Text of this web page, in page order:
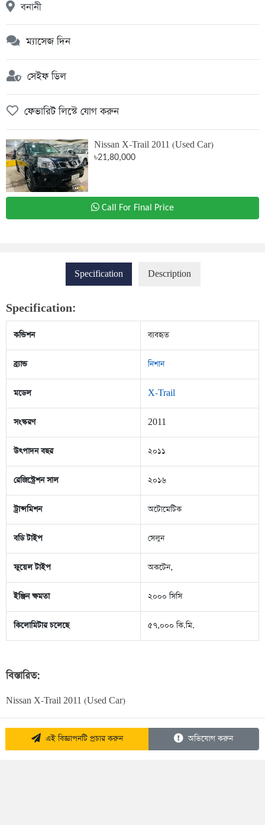
বনানী
ম্যাসেজ দিন
সেইফ ডিল
ফেভারিট লিস্টে যোগ করুন
Nissan X-Trail 2011 (Used Car)
৳21,80,000
Call For Final Price
Specification Description
Specification:
কন্ডিশন ব্যবহৃত
ব্র্যান্ড নিশান
মডেল X-Trail
সংস্করণ 2011
উৎপাদন বছর ২০১১
রেজিস্ট্রেশন সাল ২০১৬
ট্রান্সমিশন অটোমেটিক
বডি টাইপ সেলুন
ফুয়েল টাইপ অকটেন,
ইঞ্জিন ক্ষমতা ২০০০ সিসি
কিলোমিটার চলেছে ৫৭,০০০ কি.মি.
বিস্তারিত:
Nissan X-Trail 2011 (Used Car)
এই বিজ্ঞাপনটি প্রচার করুন অভিযোগ করুন